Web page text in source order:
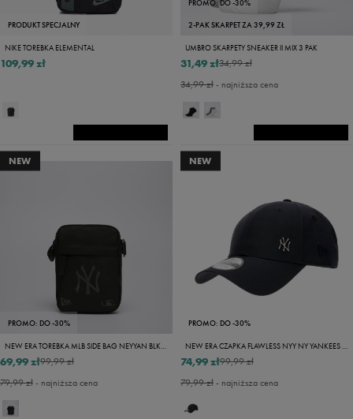
PRODUKT SPECJALNY
NIKE TOREBKA ELEMENTAL
109,99 zł
PROMO: DO -30%
2-PAK SKARPET ZA 39,99 ZŁ
UMBRO SKARPETY SNEAKER II MIX 3 PAK
34,99 zł
31,49 zł
34,99 zł- najniższa cena
NEW
PROMO: DO -30%
NEW ERA TOREBKA MLB SIDE BAG NEYYAN BLKBLK NEW YORK YANKEES
99,99 zł
69,99 zł
79,99 zł- najniższa cena
NEW
PROMO: DO -30%
NEW ERA CZAPKA FLAWLESS NYY NY YANKEES NVY
99,99 zł
74,99 zł
79,99 zł- najniższa cena